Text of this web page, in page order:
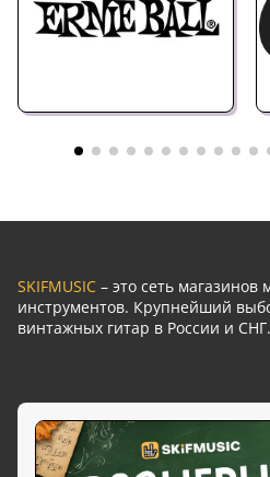
SKIFMUSIC – это сеть магазинов
инструментов. Крупнейший
винтажных гитар в России и СНГ.